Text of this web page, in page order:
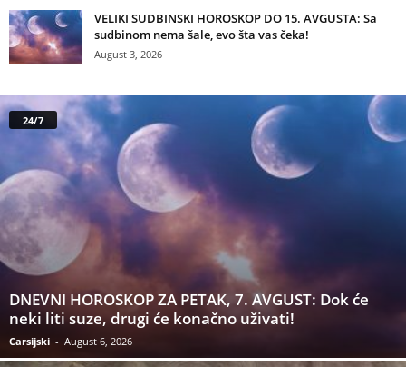
VELIKI SUDBINSKI HOROSKOP DO 15. AVGUSTA: Sa
sudbinom nema šale, evo šta vas čeka!
August 3, 2026
24/7
DNEVNI HOROSKOP ZA PETAK, 7. AVGUST: Dok će
neki liti suze, drugi će konačno uživati!
Carsijski - August 6, 2026